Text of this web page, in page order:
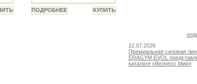
22.07.2026
Премиальная силовая
ERAGYM EVOL
каталоге «Велнесс Мир»